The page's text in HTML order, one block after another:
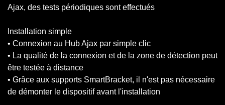
Ajax, des tests périodiques sont effectués
Installation simple
• Connexion au Hub Ajax par simple clic
• La qualité de la connexion et de la zone de détection peut
être testée à distance
• Grâce aux supports SmartBracket, il n'est pas nécessaire
de démonter le dispositif avant l'installation